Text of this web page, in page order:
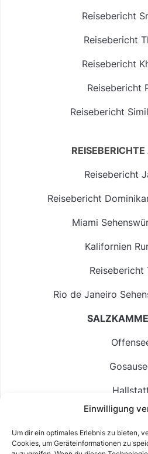
Einwilligung
Um dir ein optimales Erlebnis zu bieten,
Cookies, um Geräteinformationen zu
Reisebericht
Reisebericht
Reisebericht
Reisebericht
Reisebericht
Reisebericht
Reisebericht
Miami
Kalifornien
Reisebericht
Rio de Janeiro
Altausseer